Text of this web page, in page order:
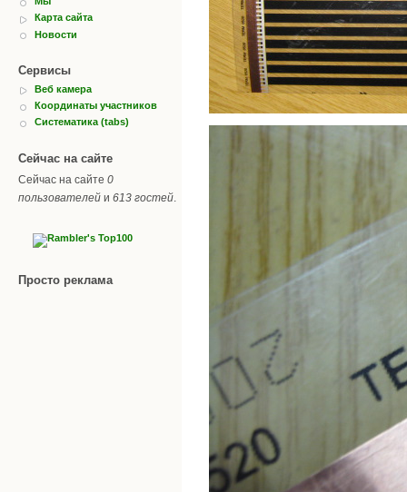
Карта сайта
Новости
Сервисы
Веб камера
Координаты участников
Систематика (tabs)
Сейчас на сайте
Сейчас на сайте 0
пользователей и 613 гостей
Просто реклама